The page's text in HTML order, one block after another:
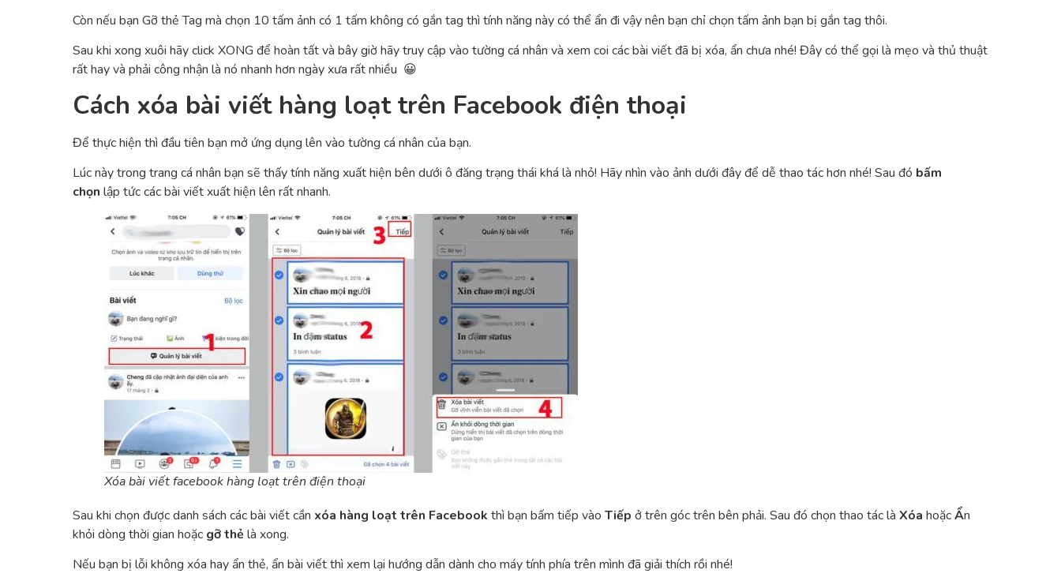
Còn nếu bạn Gỡ thẻ Tag mà chọn 10 tấm ảnh có 1 tấm không có gắn tag thì tính năng này có thể ẩn đi vậy nên bạn chỉ chọn tấm ảnh bạn bị gắn tag thôi.
Sau khi xong xuôi hãy click XONG để hoàn tất và bây giờ hãy truy cập vào tường cá nhân và xem coi các bài viết đã bị xóa, ẩn chưa nhé! Đây có thể gọi là mẹo và thủ thuật
rất hay và phải công nhận là nó nhanh hơn ngày xưa rất nhiều 😀
Cách xóa bài viết hàng loạt trên Facebook điện thoại
Để thực hiện thì đầu tiên bạn mở ứng dụng lên vào tường cá nhân của bạn.
Lúc này trong trang cá nhân bạn sẽ thấy tính năng xuất hiện bên dưới ô đăng trạng thái khá là nhỏ! Hãy nhìn vào ảnh dưới đây để dễ thao tác hơn nhé! Sau đó bấm
chọn lập tức các bài viết xuất hiện lên rất nhanh.
Xóa bài viết facebook hàng loạt trên điện thoại
Sau khi chọn được danh sách các bài viết cần xóa hàng loạt trên Facebook thì bạn bấm tiếp vào Tiếp ở trên góc trên bên phải. Sau đó chọn thao tác là Xóa hoặcẨn
khỏi dòng thời gian hoặc gỡ thẻ là xong.
Nếu bạn bị lỗi không xóa hay ẩn thẻ, ẩn bài viết thì xem lại hướng dẫn dành cho máy tính phía trên mình đã giải thích rồi nhé!